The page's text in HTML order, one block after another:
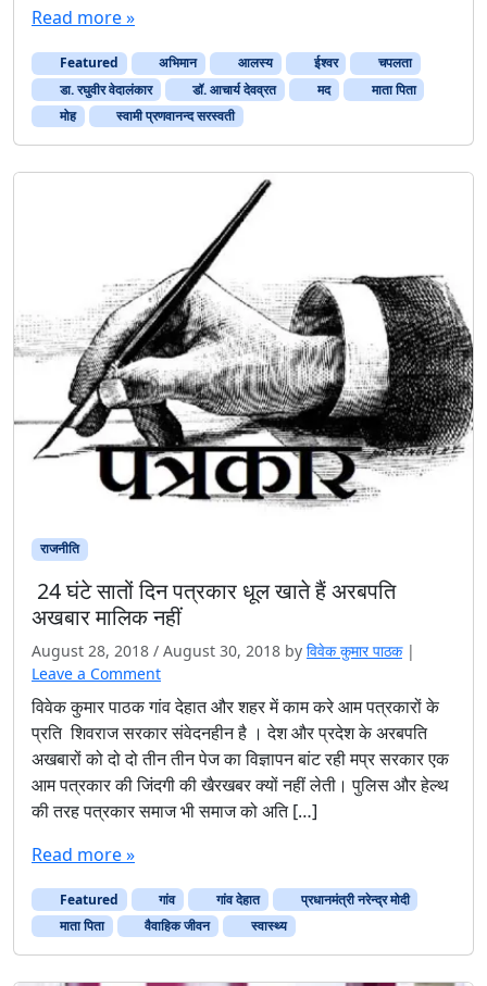
Read more »
Featured अभिमान आलस्य ईश्वर
चपलता
डा. रघुवीर वेदालंकार
डॉ. आचार्य देवव्रत मद
माता पिता
मोह
स्वामी प्रणवानन्द सरस्वती
राजनीति
24 घंटे सातों दिन पत्रकार धूल खाते हैं अरबपति
अखबार मालिक नहीं
August 28, 2018 / August 30, 2018 by विवेक कुमार पाठक |
Leave a Comment
विवेक कुमार पाठक गांव देहात और शहर में काम करे आम पत्रकारों के
प्रति शिवराज सरकार संवेदनहीन है । देश और प्रदेश के अरबपति
अखबारों को दो दो तीन तीन पेज का विज्ञापन बांट रही मप्र सरकार एक
आम पत्रकार की जिंदगी की खैरखबर क्यों नहीं लेती। पुलिस और हेल्थ
की तरह पत्रकार समाज भी समाज को अति […]
Read more »
Featured गांव गांव देहात
प्रधानमंत्री नरेन्द्र मोदी
माता पिता
वैवाहिक जीवन स्वास्थ्य